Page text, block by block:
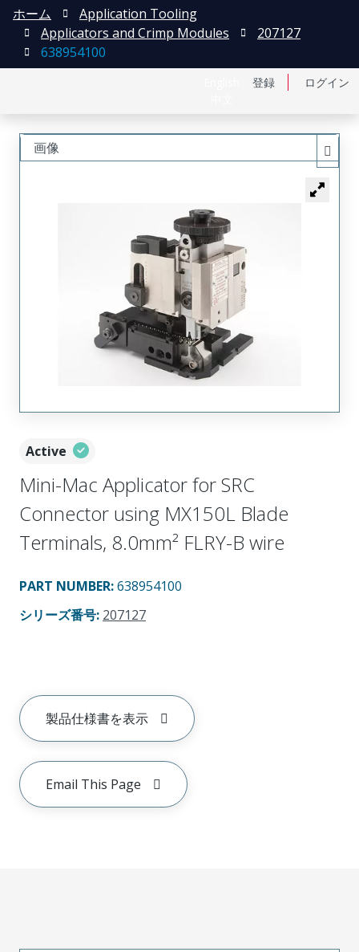
登録 ログイン
ホーム
Application Tooling
Applicators and Crimp Modules
207127
638954100
Active
Mini-Mac Applicator for SRC
Connector using MX150L Blade
Terminals, 8.0mm² FLRY-B wire
PART NUMBER:638954100
シリーズ番号: 207127
製品仕様書を表示
Email This Page
画像